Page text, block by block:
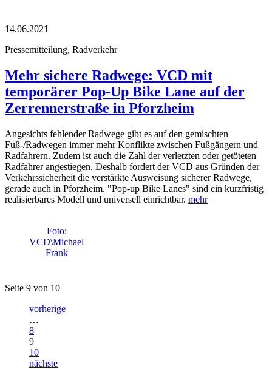
14.06.2021
Pressemitteilung, Radverkehr
Mehr sichere Radwege: VCD mit
temporärer Pop-Up Bike Lane auf der
Zerrennerstraße in Pforzheim
Angesichts fehlender Radwege gibt es auf den gemischten
Fuß-/Radwegen immer mehr Konflikte zwischen Fußgängern und
Radfahrern. Zudem ist auch die Zahl der verletzten oder getöteten
Radfahrer angestiegen. Deshalb fordert der VCD aus Gründen der
Verkehrssicherheit die verstärkte Ausweisung sicherer Radwege,
gerade auch in Pforzheim. "Pop-up Bike Lanes" sind ein kurzfristig
realisierbares Modell und universell einrichtbar. mehr
Foto:
VCD\Michael
Frank
Seite 9 von 10
vorherige
…
8
9
10
nächste